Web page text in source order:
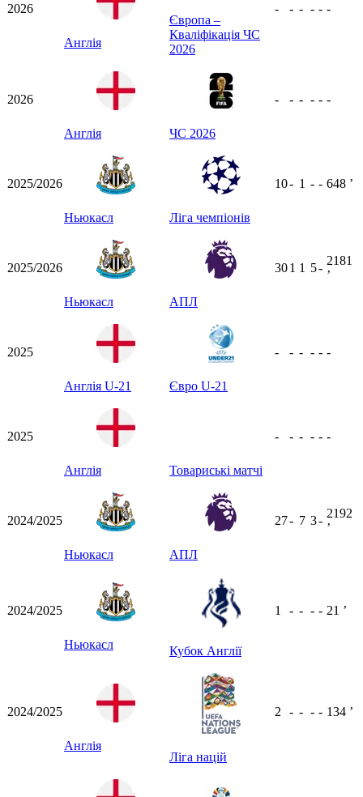
2026
Англія
Європа –
Кваліфікація ЧС
2026
- - - - - -
2026
Англія ЧС 2026
- - - - - -
2025/2026
Ньюкасл Ліга чемпіонів
10- 1 - - 648 ʼ
2025/2026
Ньюкасл АПЛ
301 1 5-
2181
ʼ
2025
Англія U-21 Євро U-21
- - - - - -
2025
Англія Товариські матчі
- - - - - -
2024/2025
Ньюкасл АПЛ
27- 7 3-
2192
ʼ
2024/2025
Ньюкасл Кубок Англії
1 - - - - 21 ʼ
2024/2025
Англія
Ліга націй
2 - - - - 134 ʼ